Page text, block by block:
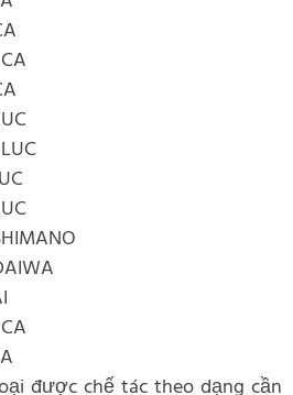
được chế tác theo dạng cần